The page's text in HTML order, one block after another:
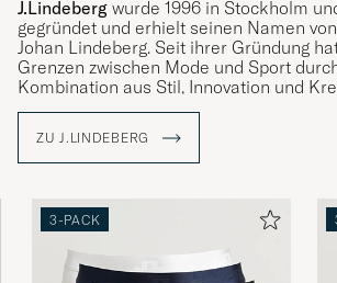
J.Lindeberg wurde 1996 in Stockholm
gegründet und erhielt seinen Namen
Johan Lindeberg. Seit ihrer Gründung
Grenzen zwischen Mode und Sport
Kombination aus Stil, Innovation und
erfolgreich verwischt und ist heute in
Mit The Bridge als Symbol bringt
für Qualität, Nachhaltigkeit und Stil
unser Sortiment bei Care of Carl, wo
Moderne trifft.
ZU J.LINDEBERG
3-PACK